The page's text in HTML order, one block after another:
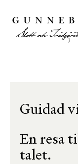
Guidad
En resa
talet.